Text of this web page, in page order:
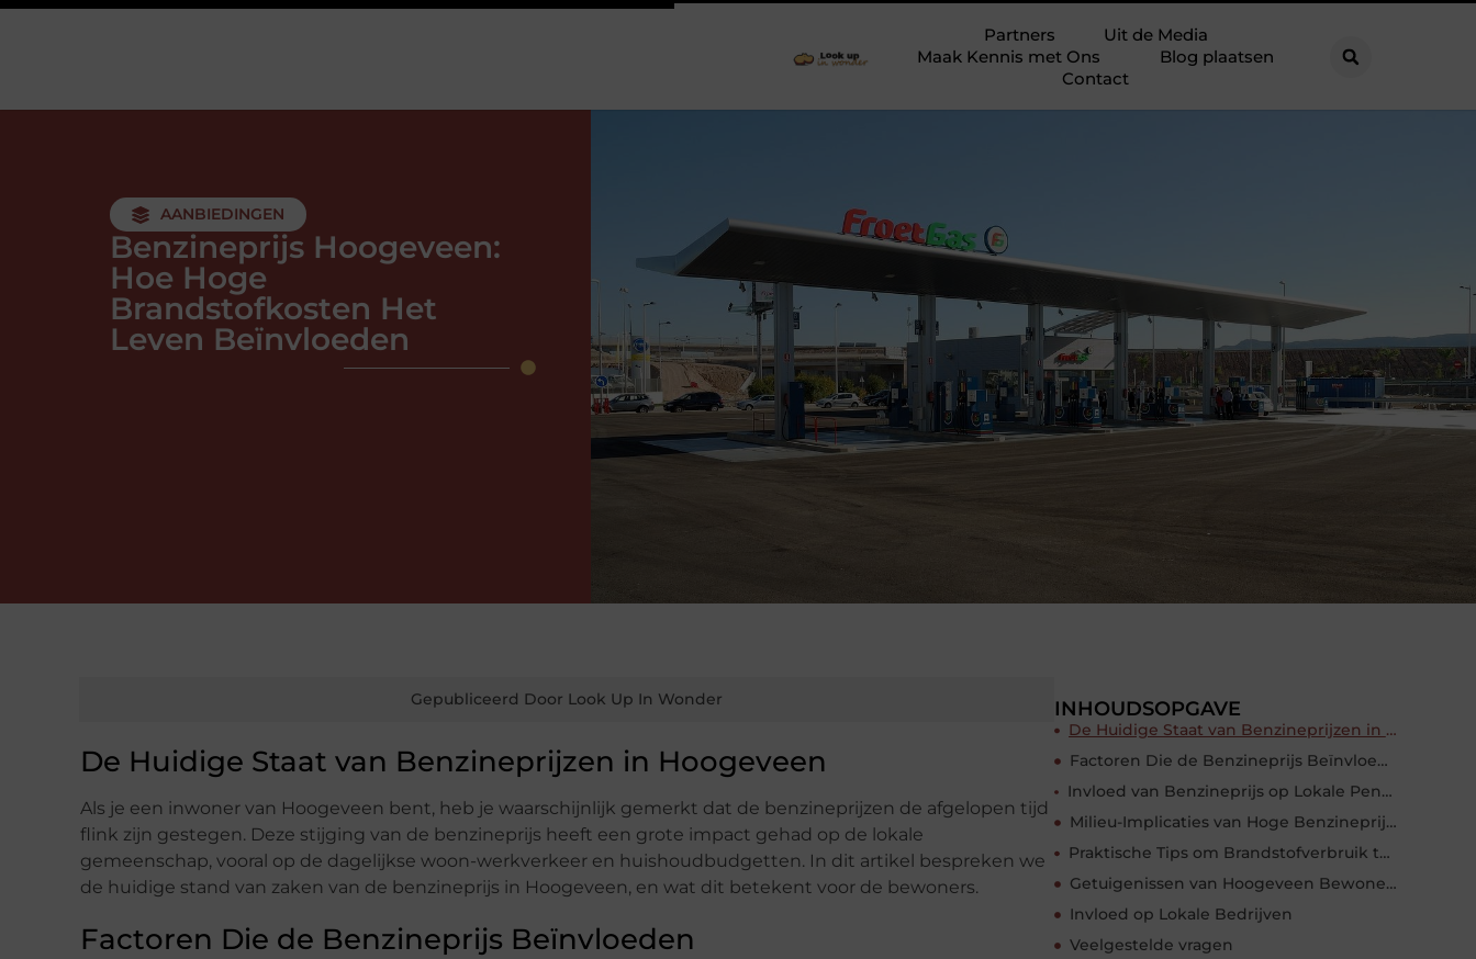
Partners
Uit de Media
Maak Kennis met Ons
Blog plaatsen
Contact
AANBIEDINGEN
Benzineprijs Hoogeveen:
Hoe Hoge
Brandstofkosten Het
Leven Beïnvloeden
Gepubliceerd Door Look Up In Wonder
De Huidige Staat van Benzineprijzen in Hoogeveen
Als je een inwoner van Hoogeveen bent, heb je waarschijnlijk gemerkt dat de benzineprijzen de afgelopen tijd
flink zijn gestegen. Deze stijging van de benzineprijs heeft een grote impact gehad op de lokale
gemeenschap, vooral op de dagelijkse woon-werkverkeer en huishoudbudgetten. In dit artikel bespreken we
de huidige stand van zaken van de benzineprijs in Hoogeveen, en wat dit betekent voor de bewoners.
Factoren Die de Benzineprijs Beïnvloeden
INHOUDSOPGAVE
De Huidige Staat van Benzineprijzen in Hoogeveen
Factoren Die de Benzineprijs Beïnvloeden
Invloed van Benzineprijs op Lokale Pendelaars en Automobilisten
Milieu-Implicaties van Hoge Benzineprijzen
Praktische Tips om Brandstofverbruik te Verminderen
Getuigenissen van Hoogeveen Bewoners
Invloed op Lokale Bedrijven
Veelgestelde vragen